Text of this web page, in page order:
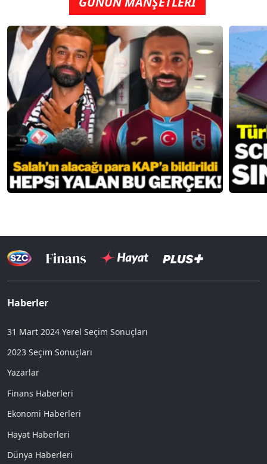
Haberler
31 Mart 2024 Yerel Seçim Sonuçları
2023 Seçim Sonuçları
Yazarlar
Finans Haberleri
Ekonomi Haberleri
Hayat Haberleri
Dünya Haberleri